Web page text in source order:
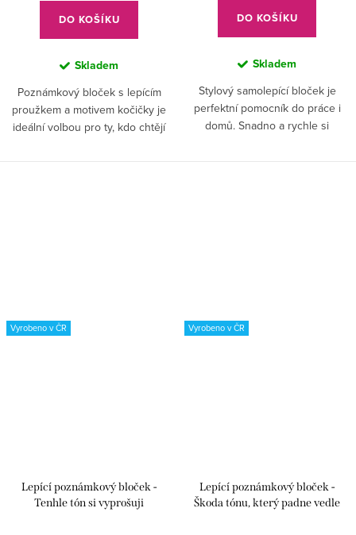
DO KOŠÍKU
Skladem
Poznámkový bloček s lepícím
proužkem a motivem kočičky je
ideální volbou pro ty, kdo chtějí
DO KOŠÍKU
Skladem
Stylový samolepící bloček je
perfektní pomocník do práce i
domů. Snadno a rychle si
Vyrobeno v ČR
Lepící poznámkový bloček -
Tenhle tón si vyprošuji
Vyrobeno v ČR
Lepící poznámkový bloček -
Škoda tónu, který padne vedle